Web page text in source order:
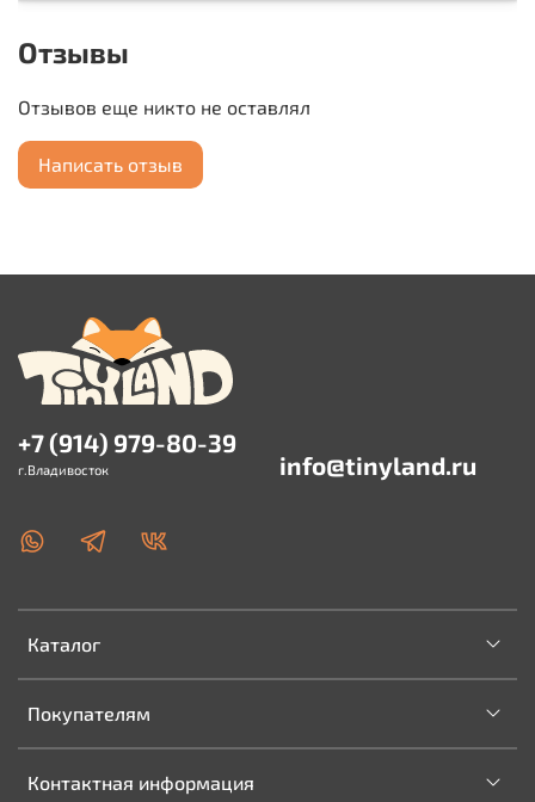
Отзывы
Отзывов еще никто не оставлял
Написать отзыв
Каталог
Покупателям
Контактная информация
+7 (914) 979-80-39
г.Владивосток info@tinyland.ru